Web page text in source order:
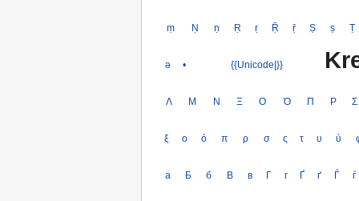
ṃ Ṇ ṇ Ṛ ṛ Ṝ ṝ Ṣ ṣ Ṭ
ə • {{Unicode|}}
Λ Μ Ν Ξ Ο Ό Π Ρ Σ
ξ ο ό π ρ σ ς τ υ ύ
а Б б В в Г г Ґ ґ Ѓ ѓ